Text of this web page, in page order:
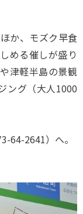
か、モズク早食
める催しが盛り
津軽半島の景観
ング（大人1000
64-2641）へ。